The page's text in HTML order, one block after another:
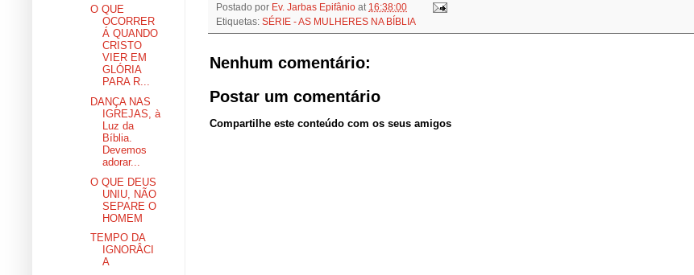
Postado por Ev. Jarbas Epifânio at 16:38:00
Etiquetas: SÉRIE - AS MULHERES NA BÍBLIA
Nenhum comentário:
Postar um comentário
Compartilhe este conteúdo com os seus amigos
O QUE
OCORRER
Á QUANDO
CRISTO
VIER EM
GLÓRIA
PARA R...
DANÇA NAS
IGREJAS, à
Luz da
Bíblia.
Devemos
adorar...
O QUE DEUS
UNIU, NÃO
SEPARE O
HOMEM
TEMPO DA
IGNORÂCI
A